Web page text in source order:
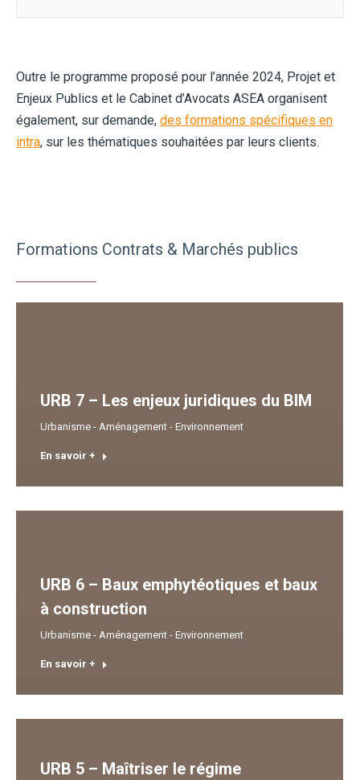
Outre le programme proposé pour l’année 2024, Projet et
Enjeux Publics et le Cabinet d’Avocats ASEA organisent
également, sur demande, des formations spécifiques en
intra, sur les thématiques souhaitées par leurs clients.
Formations Contrats & Marchés publics
URB 7 – Les enjeux juridiques du BIM
Urbanisme - Aménagement - Environnement
En savoir +
URB 6 – Baux emphytéotiques et baux
à construction
Urbanisme - Aménagement - Environnement
En savoir +
URB 5 – Maîtriser le régime